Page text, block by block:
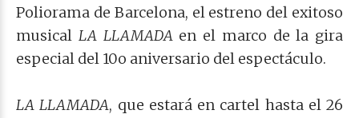
Poliorama de Barcelona, el estreno del exitoso
musical LA LLAMADAen el marco de la gira
especial del 10o aniversario del espectáculo.
LA LLAMADA, que estará en cartel hasta el 26